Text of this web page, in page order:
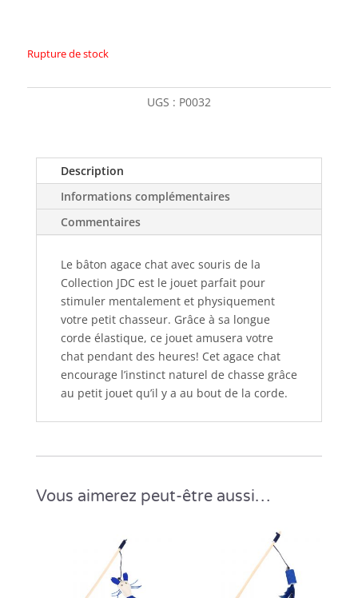
Rupture de stock
UGS : P0032
Description
Informations complémentaires
Commentaires
Le bâton agace chat avec souris de la
Collection JDC est le jouet parfait pour
stimuler mentalement et physiquement
votre petit chasseur. Grâce à sa longue
corde élastique, ce jouet amusera votre
chat pendant des heures! Cet agace chat
encourage l’instinct naturel de chasse grâce
au petit jouet qu’il y a au bout de la corde.
Vous aimerez peut-être aussi…